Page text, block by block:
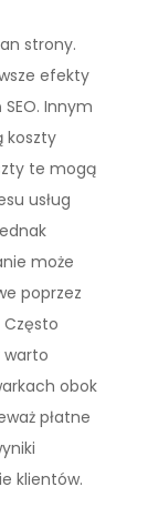
strony.
efekty
Innym
koszty
te mogą
usług
może
poprzez
Często
warto
obok
płatne
klientów.